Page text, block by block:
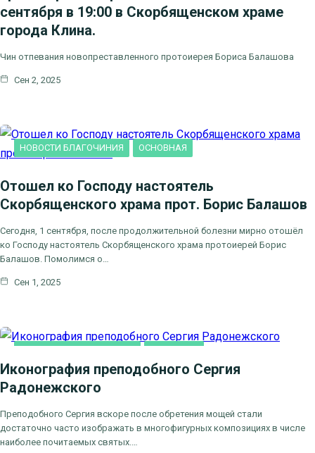
сентября в 19:00 в Скорбященском храме
города Клина.
Чин отпевания новопреставленного протоиерея Бориса Балашова
Сен 2, 2025
НОВОСТИ БЛАГОЧИНИЯ ОСНОВНАЯ
Отошел ко Господу настоятель
Скорбященского храма прот. Борис Балашов
Сегодня, 1 сентября, после продолжительной болезни мирно отошёл
ко Господу настоятель Скорбященского храма протоиерей Борис
Балашов. Помолимся о…
Сен 1, 2025
Иконография преподобного Сергия
Радонежского
Преподобного Сергия вскоре после обретения мощей стали
достаточно часто изображать в многофигурных композициях в числе
наиболее почитаемых святых.…